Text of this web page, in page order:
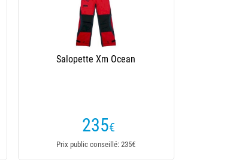
Salopette Xm Ocean
235€
Prix public conseillé: 235€